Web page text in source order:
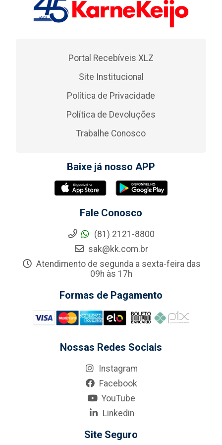
Portal Recebíveis XLZ
Site Institucional
Política de Privacidade
Política de Devoluções
Trabalhe Conosco
Baixe já nosso APP
Fale Conosco
(81) 2121-8800
sak@kk.com.br
Atendimento de segunda a sexta-feira das
09h às 17h
Formas de Pagamento
Nossas Redes Sociais
Instagram
Facebook
YouTube
Linkedin
Site Seguro